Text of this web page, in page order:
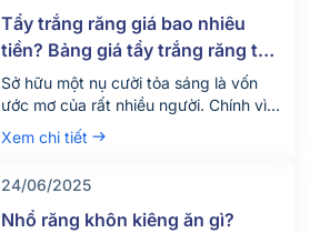
Tẩy trắng răng giá bao nhiêu
tiền? Bảng giá tẩy trắng răng tại
nha khoa mới nhất 2025
Sở hữu một nụ cười tỏa sáng là vốn
ước mơ của rất nhiều người. Chính vì
vậy hiện nay có rất nhiều người tìm
đến dịch vụ tẩy trắng răng để thỏa
trắng răng giá bao nhiêu tiền? Quy
trình diễn ra dịch vụ này như […]
Xem chi tiết
24/06/2025
Nhổ răng khôn kiêng ăn gì?